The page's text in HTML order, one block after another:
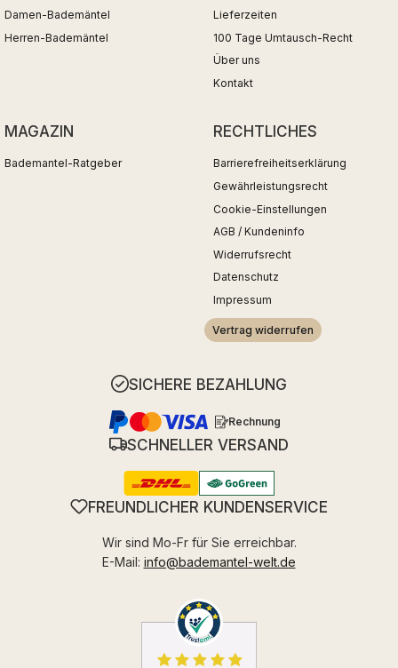
Damen-Bademäntel
Herren-Bademäntel
Lieferzeiten
100 Tage Umtausch-Recht
Über uns
Kontakt
MAGAZIN
Bademantel-Ratgeber
RECHTLICHES
Barrierefreiheitserklärung
Gewährleistungsrecht
Cookie-Einstellungen
AGB / Kundeninfo
Widerrufsrecht
Datenschutz
Impressum
Vertrag widerrufen
SICHERE BEZAHLUNG
Rechnung
SCHNELLER VERSAND
FREUNDLICHER KUNDENSERVICE
Wir sind Mo-Fr für Sie erreichbar.
E-Mail: info@bademantel-welt.de